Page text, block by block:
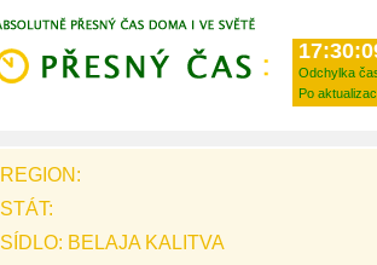
Odchylka
Po
REGION:
STÁT:
SÍDLO: BELAJA KALITVA